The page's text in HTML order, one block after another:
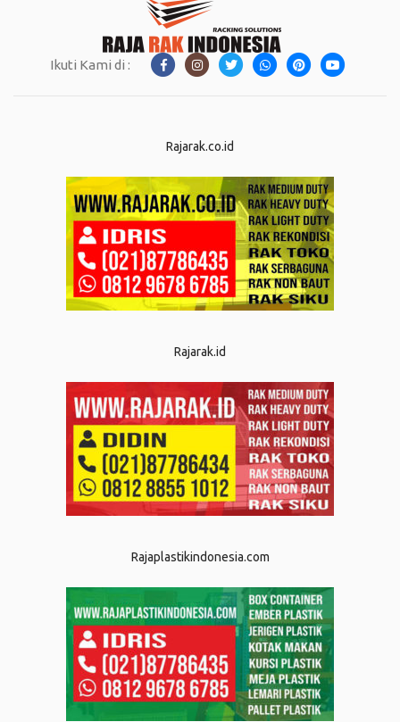
Ikuti Kami di :
Rajarak.co.id
Rajarak.id
Rajaplastikindonesia.com